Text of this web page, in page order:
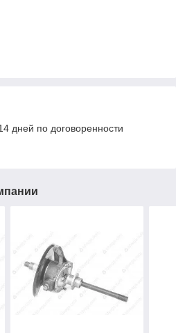
дней по договоренности